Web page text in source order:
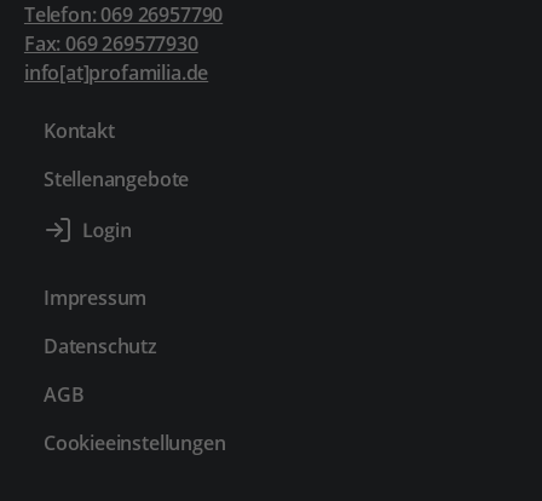
Telefon: 069 26957790
Fax: 069 269577930
info[at]profamilia.de
Kontakt
Stellenangebote
Impressum
Datenschutz
AGB
Cookieeinstellungen